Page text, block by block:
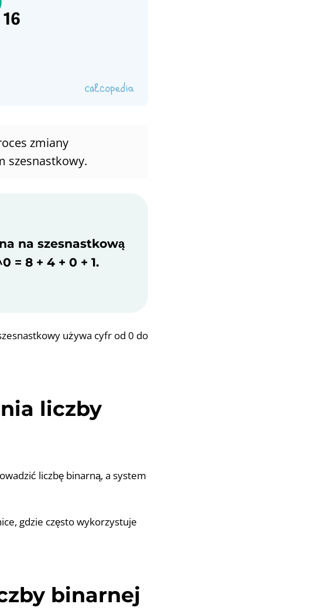
zmiany
szesnastkowy.
na szesnastkową
= 8 + 4 + 0 + 1.
używa cyfr od 0 do
liczby
liczbę binarną, a system
gdzie często wykorzystuje
binarnej